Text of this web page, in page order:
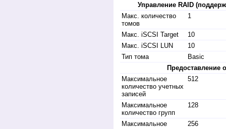
Управление RAID
Макс. количество
томов
1
Макс. iSCSI Target
10
Макс. iSCSI LUN
10
Тип тома
Basic
Предоставление
Максимальное
количество учетных
записей
512
Максимальное
количество групп
128
Максимальное
256